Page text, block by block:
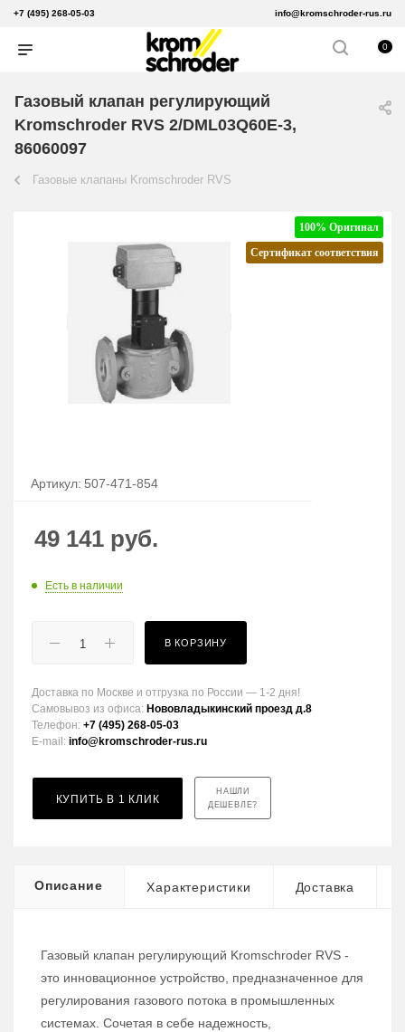
+7 (495) 268-05-03 info@kromschroder-rus.ru
0
Газовый клапан регулирующий
Kromschroder RVS 2/DML03Q60E-3,
86060097
Газовые клапаны Kromschroder RVS
100% Оригинал
Сертификат соответствия
Артикул: 507-471-854
49 141 руб.
Есть в наличии
В КОРЗИНУ
Доставка по Москве и отгрузка по России — 1-2 дня!
Самовывоз из офиса: Нововладыкинский проезд д.8
Телефон: +7 (495) 268-05-03
E-mail: info@kromschroder-rus.ru
КУПИТЬ В 1 КЛИК
НАШЛИ
ДЕШЕВЛЕ?
Описание Характеристики Доставка
Газовый клапан регулирующий Kromschroder RVS -
это инновационное устройство, предназначенное для
регулирования газового потока в промышленных
системах. Сочетая в себе надежность,